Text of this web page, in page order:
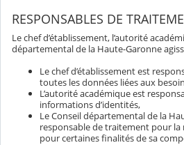
RESPONSABLES DE
Le chef d’établissement, l’autorité
départemental de la Haute-Garonne
Le chef d’établissement est
toutes les données liées aux
L’autorité académique est
informations d’identités,
Le Conseil départemental de la
responsable de traitement pour la
pour certaines finalités de sa